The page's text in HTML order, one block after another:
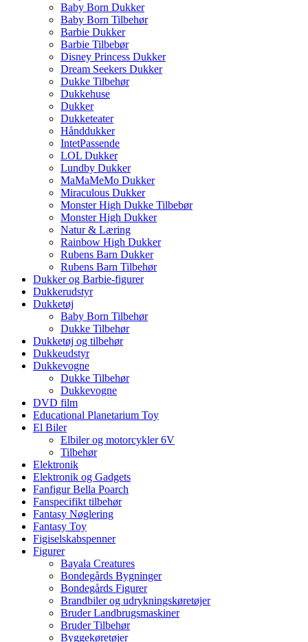
Baby Born Dukker
Baby Born Tilbehør
Barbie Dukker
Barbie Tilbebør
Disney Princess Dukker
Dream Seekers Dukker
Dukke Tilbehør
Dukkehuse
Dukker
Dukketeater
Hånddukker
IntetPassende
LOL Dukker
Lundby Dukker
MaMaMeMo Dukker
Miraculous Dukker
Monster High Dukke Tilbebør
Monster High Dukker
Natur & Læring
Rainbow High Dukker
Rubens Barn Dukker
Rubens Barn Tilbehør
Dukker og Barbie-figurer
Dukkerudstyr
Dukketøj
Baby Born Tilbehør
Dukke Tilbehør
Dukketøj og tilbehør
Dukkeudstyr
Dukkevogne
Dukke Tilbehør
Dukkevogne
DVD film
Educational Planetarium Toy
El Biler
Elbiler og motorcykler 6V
Tilbehør
Elektronik
Elektronik og Gadgets
Fanfigur Bella Poarch
Fanspecifikt tilbehør
Fantasy Nøglering
Fantasy Toy
Figiselskabspenner
Figurer
Bayala Creatures
Bondegårds Bygninger
Bondegårds Figurer
Brandbiler og udrykningskøretøjer
Bruder Landbrugsmaskiner
Bruder Tilbehør
Byggekøretøjer